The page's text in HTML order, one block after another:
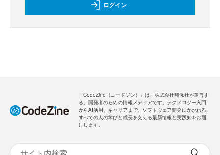
ログイン
「CodeZine（コードジン）」は、株式会社翔泳社が運営す
る、開発者のための情報メディアです。テクノロジー入門
からAI活用、キャリアまで、ソフトウェア開発にかかわる
すべての人の学びと成長を支える最新情報と実践知をお届
けします。